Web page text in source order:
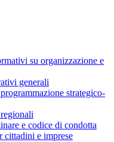
su organizzazione e
generali
strategico-
e codice di condotta
cittadini e imprese